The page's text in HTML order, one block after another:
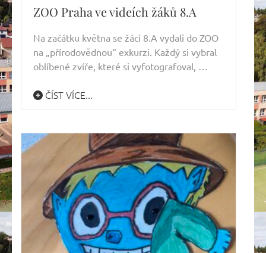
ZOO Praha ve videích žáků 8.A
Na začátku května se žáci 8.A vydali do ZOO
na „přírodovědnou“ exkurzi. Každý si vybral
oblíbené zvíře, které si vyfotografoval, …
ČÍST VÍCE...